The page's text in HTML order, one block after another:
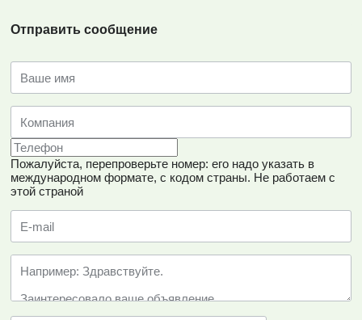
Отправить сообщение
Пожалуйста, перепроверьте номер: его надо указать в
международном формате, с кодом страны. Не работаем с
этой страной